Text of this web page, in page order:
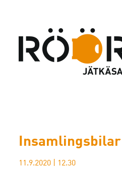
Insamlingsbilar
11.9.2020 12.30